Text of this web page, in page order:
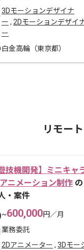
3Dモーションデザイナ
ー , 2Dモーションデザイ
ー
白金高輪（東京都）
リモー
遊技機開発】ミニキャ
ニメーション制作 の
・案件
~600,000円／月
業務委託
2Dアニメーター , 3Dモー